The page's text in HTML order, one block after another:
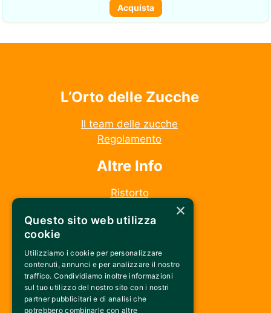
Acquista
L’Orto delle Zucche
Il team delle zucche
Regolamento
Altre Info
Ristorto
Instagram
Facebook
Connettiti
×
Questo sito web utilizza
cookie
Utilizziamo i cookie per personalizzare
contenuti, annunci e per analizzare il nostro
traffico. Condividiamo inoltre informazioni
sul tuo utilizzo del nostro sito con i nostri
partner pubblicitari e di analisi che
potrebbero combinarle con altre